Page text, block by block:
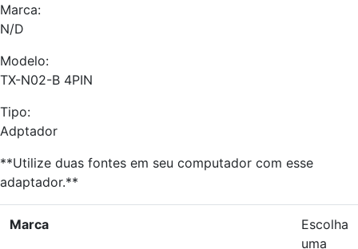
Marca:
N/D
Modelo:
TX-N02-B 4PIN
Tipo:
Adptador
**Utilize duas fontes em seu computador com esse
adaptador.**
Marca
Escolha
uma